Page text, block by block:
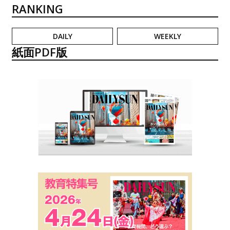
RANKING
DAILY WEEKLY
紙面PDF版